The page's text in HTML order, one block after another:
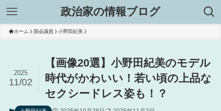
政治家の情報ブログ
ホーム 国会議員 小野田紀美
【画像20選】小野田紀美のモデル
時代がかわいい！若い頃の上品な
セクシードレス姿も！？
2025
11/02